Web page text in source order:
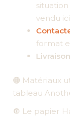
vendu
format
🟠 Matériaux
tableau
🔘 Le papier